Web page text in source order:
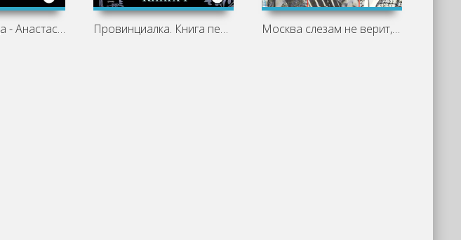
Беспризорница - Анастасия Шерр Провинциалка. Книга первая - Анастасия Москва слезам не верит, шесть женских